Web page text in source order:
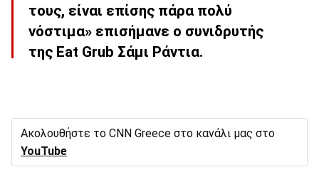
τους, είναι επίσης πάρα πολύ
νόστιμα» επισήμανε ο συνιδρυτής
της Eat Grub Σάμι Ράντια.
Ακολουθήστε το CNN Greece στο κανάλι μας στο
YouTube